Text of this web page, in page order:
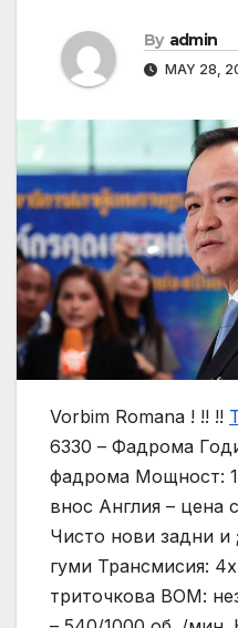
By admin
MAY 28,
Vorbim Romana ! !! !!
6330 – Фадрома
фадрома Мощност:
внос Англия – цена
Чисто нови задни
гуми Трансмисия:
триточкова ВОМ: